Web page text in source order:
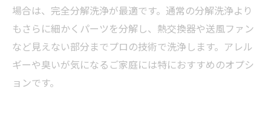
場合は、完全分解洗浄が最適です。通常の分解洗浄より
もさらに細かくパーツを分解し、熱交換器や送風ファン
など見えない部分までプロの技術で洗浄します。アレル
ギーや臭いが気になるご家庭には特におすすめのオプシ
ョンです。